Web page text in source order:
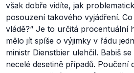
však dobře vidíte, jak
posouzení takového vyjádření. Co
vládě?“ Je to určitá procentuální
mělo jít spíše o výjimky v řádu
ministr Dienstbier ulehčil. Babiš
necelé desetině případů. Poučení